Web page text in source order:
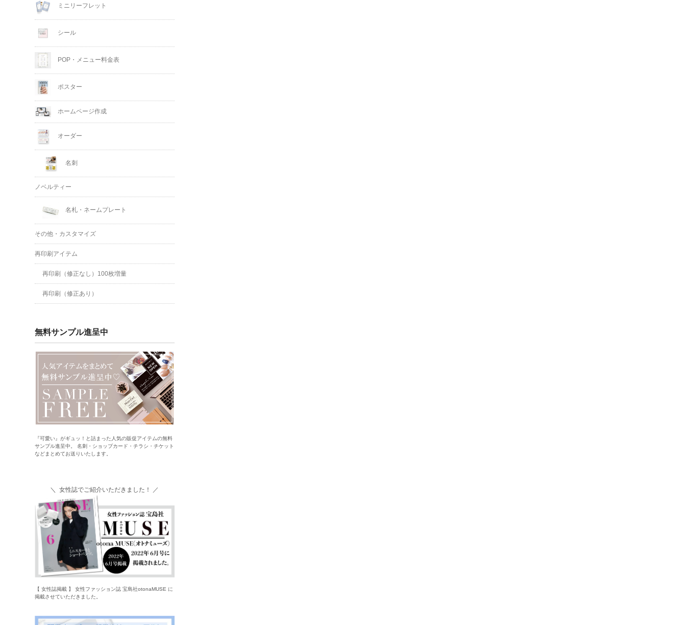
ミニリーフレット
シール
POP・メニュー料金表
ポスター
ホームページ作成
オーダー
名刺
ノベルティー
名札・ネームプレート
その他・カスタマイズ
再印刷アイテム
再印刷（修正なし）100枚増量
再印刷（修正あり）
無料サンプル進呈中
『可愛い』がギュッ！と詰まった人気の販促アイテムの無料
サンプル進呈中。 名刺・ショップカード・チラシ・チケット
などまとめてお送りいたします。
＼ 女性誌でご紹介いただきました！ ／
【 女性誌掲載 】 女性ファッション誌 宝島社otonaMUSE に
掲載させていただきました。